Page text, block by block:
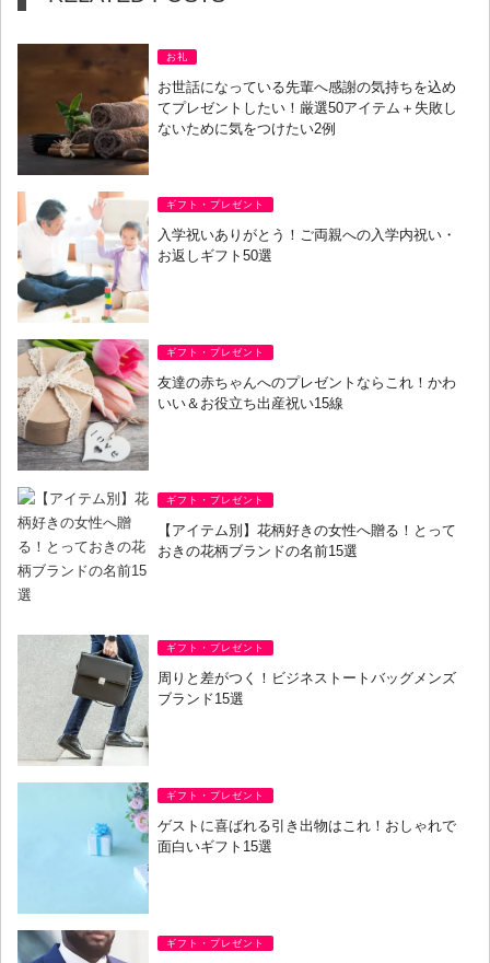
お礼
お世話になっている先輩へ感謝の気持ちを込め
てプレゼントしたい！厳選50アイテム＋失敗し
ないために気をつけたい2例
ギフト・プレゼント
入学祝いありがとう！ご両親への入学内祝い・
お返しギフト50選
ギフト・プレゼント
友達の赤ちゃんへのプレゼントならこれ！かわ
いい＆お役立ち出産祝い15線
ギフト・プレゼント
【アイテム別】花柄好きの女性へ贈る！とって
おきの花柄ブランドの名前15選
ギフト・プレゼント
周りと差がつく！ビジネストートバッグメンズ
ブランド15選
ギフト・プレゼント
ゲストに喜ばれる引き出物はこれ！おしゃれで
面白いギフト15選
ギフト・プレゼント